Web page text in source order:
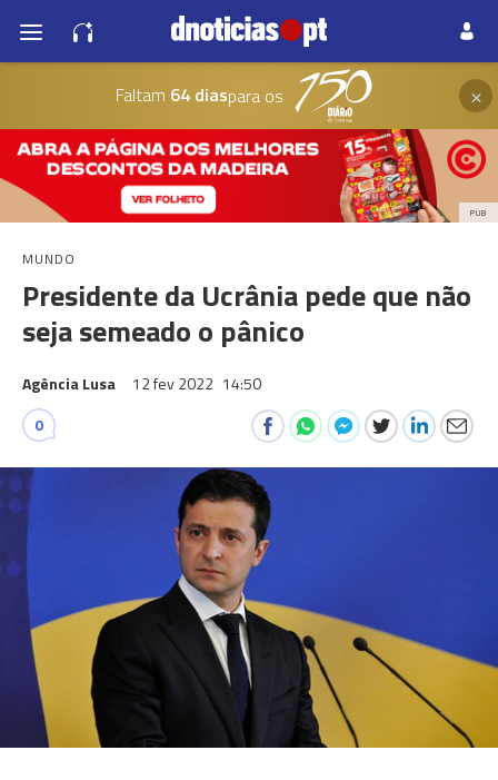
Faltam 64 diaspara os ×
PUB
MUNDO
Presidente da Ucrânia pede que não
seja semeado o pânico
Agência Lusa 12 fev 2022 14:50
0